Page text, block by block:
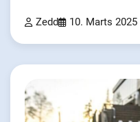
Zedd 10. Marts 2025